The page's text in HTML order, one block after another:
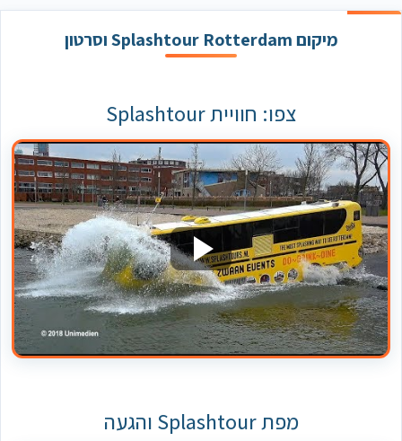
מיקום Splashtour Rotterdam וסרטון
צפו: חוויית Splashtour
מפת Splashtour והגעה